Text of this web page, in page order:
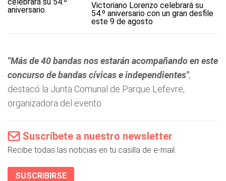
Victoriano Lorenzo celebrará su
54.º aniversario con un gran desfile
este 9 de agosto
"Más de 40 bandas nos estarán acompañando en este
concurso de bandas cívicas e independientes",
destacó la Junta Comunal de Parque Lefevre,
organizadora del evento.
Suscríbete a nuestro newsletter
Recibe todas las noticias en tu casilla de e-mail.
SUSCRIBIRSE